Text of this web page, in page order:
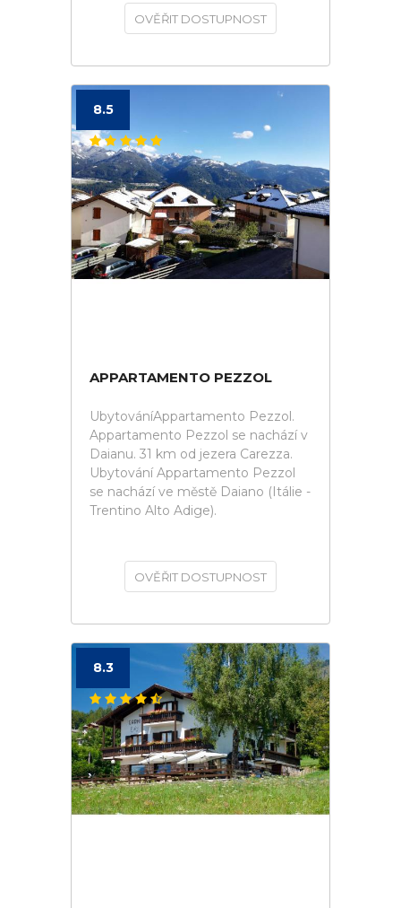
OVĚŘIT DOSTUPNOST
8.5
APPARTAMENTO PEZZOL
UbytováníAppartamento Pezzol.
Appartamento Pezzol se nachází v
Daianu. 31 km od jezera Carezza.
Ubytování Appartamento Pezzol
se nachází ve městě Daiano (Itálie -
Trentino Alto Adige).
OVĚŘIT DOSTUPNOST
8.3